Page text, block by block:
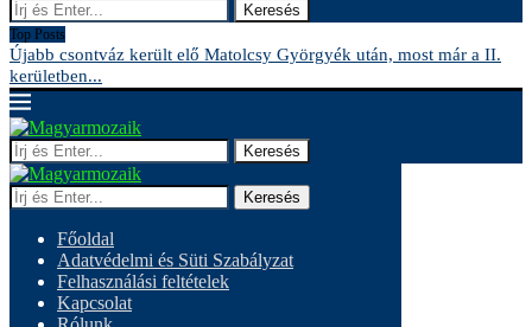
Keresés
Top Posts
Újabb csontváz került elő Matolcsy Györgyék után, most már a II.
kerületben...
Keresés
Keresés
Főoldal
Adatvédelmi és Süti Szabályzat
Felhasználási feltételek
Kapcsolat